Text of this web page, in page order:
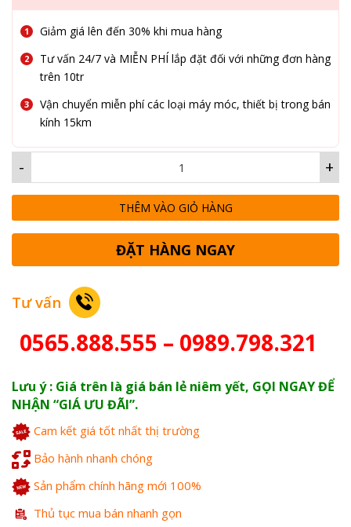
Giảm giá lên đến 30% khi mua hàng
Tư vấn 24/7 và MIỄN PHÍ lắp đặt đối với những đơn hàng
trên 10tr
Vận chuyển miễn phí các loại máy móc, thiết bị trong bán
kính 15km
+
-
THÊM VÀO GIỎ HÀNG
ĐẶT HÀNG NGAY
Tư vấn
0565.888.555 – 0989.798.321
Lưu ý : Giá trên là giá bán lẻ niêm yết, GỌI NGAY ĐỂ
NHẬN “GIÁ ƯU ĐÃI”.
Cam kết giá tốt nhất thị trường
Bảo hành nhanh chóng
Sản phẩm chính hãng mới 100%
Thủ tục mua bán nhanh gọn